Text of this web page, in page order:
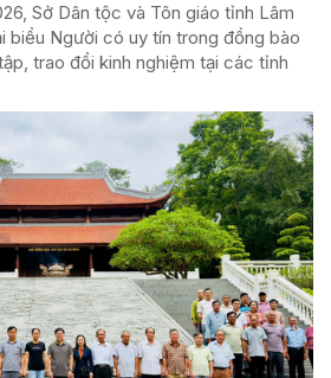
Sở Dân tộc và Tôn giáo tỉnh Lâm
Người có uy tín trong đồng bào
trao đổi kinh nghiệm tại các tỉnh